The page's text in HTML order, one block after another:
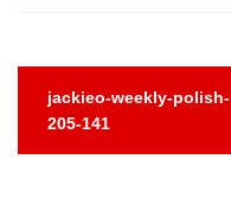
άρθρων
jackieo-weekly-polish-
205-141